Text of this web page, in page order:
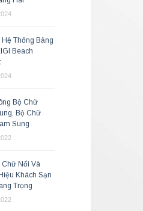
Thống Bảng
Beach
Bộ Chữ
Bộ Chữ
Sung
Chữ Nổi Và
Khách Sạn
Trọng